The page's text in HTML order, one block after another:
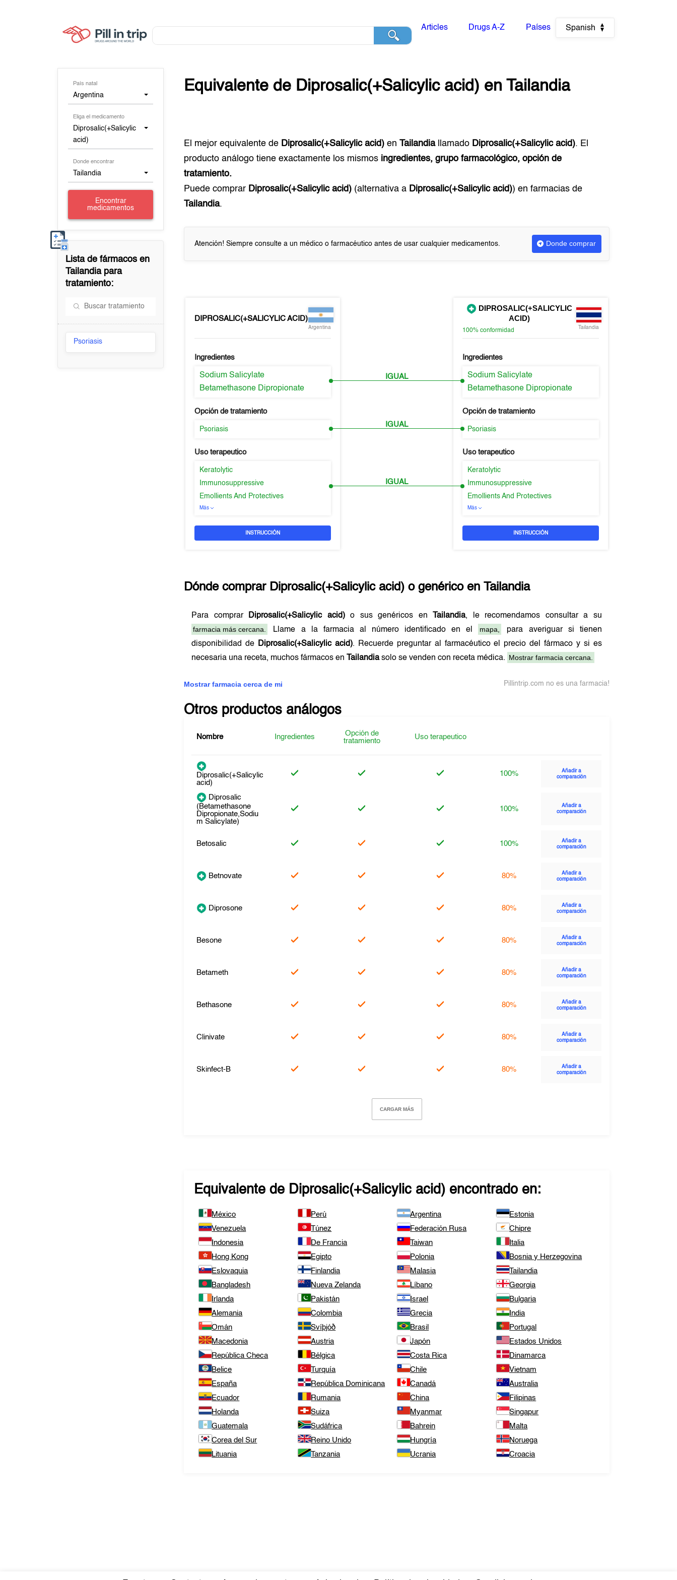
Articles Drugs A-Z Países Spanish
País natal
Argentina
Eliga el medicamento
Diprosalic(+Salicylic
acid)
Donde encontrar
Tailandia
Encontrar
medicamentos
Lista de fármacos en
Tailandiapara
tratamiento:
Psoriasis
Equivalente de Diprosalic(+Salicylic acid) enTailandia
El mejor equivalente de Diprosalic(+Salicylic acid) enTailandiallamado Diprosalic(+Salicylic acid). El
producto análogo tiene exactamente los mismos ingredientes, grupo farmacológico, opción de
tratamiento.
Puede comprar Diprosalic(+Salicylic acid) (alternativa a Diprosalic(+Salicylic acid)) en farmacias de
Tailandia.
Atención! Siempre consulte a un médico o farmacéutico antes de usar cualquier medicamentos. Donde comprar
DIPROSALIC(+SALICYLIC ACID)
Argentina
Ingredientes
Sodium Salicylate
Betamethasone Dipropionate
Opción de tratamiento
Psoriasis
Uso terapeutico
Keratolytic
Immunosuppressive
Emollients And Protectives
Más
INSTRUCCIÓN
IGUAL
IGUAL
IGUAL
DIPROSALIC(+SALICYLIC
ACID)
100% conformidad
Tailandia
Ingredientes
Sodium Salicylate
Betamethasone Dipropionate
Opción de tratamiento
Psoriasis
Uso terapeutico
Keratolytic
Immunosuppressive
Emollients And Protectives
Más
INSTRUCCIÓN
Dónde comprar Diprosalic(+Salicylic acid) o genérico en Tailandia
Para comprar Diprosalic(+Salicylic acid)o sus genéricos en Tailandia, le recomendamos consultar a su
farmacia más cercana.
Llame a la farmacia al número identificado en el mapa,
para averiguar si tienen
disponibilidad de
Diprosalic(+Salicylic acid). Recuerde preguntar al farmacéutico el precio del fármaco y si es
necesaria una receta, muchos fármacos en
Tailandiasolo se venden con receta médica. Mostrar farmacia cercana.
Mostrar farmacia cerca de mi Pillintrip.com no es una farmacia!
Otros productos análogos
Nombre Ingredientes
Opción de
tratamiento
Uso terapeutico
Diprosalic(+Salicylic
acid)
100%
Añadir a
comparación
Diprosalic
(Betamethasone
Dipropionate,Sodiu
m Salicylate)
100%
Añadir a
comparación
Betosalic 100%
Añadir a
comparación
Betnovate 80%
Añadir a
comparación
Diprosone 80%
Añadir a
comparación
Besone 80%
Añadir a
comparación
Betameth 80%
Añadir a
comparación
Bethasone 80%
Añadir a
comparación
Clinivate 80%
Añadir a
comparación
Skinfect-B 80%
Añadir a
comparación
CARGAR MÁS
Equivalente de Diprosalic(+Salicylic acid) encontrado en:
México Perú Argentina
Estonia
Venezuela
Túnez Federación Rusa
Chipre
Indonesia
De Francia Taiwan
Italia
Hong Kong
Egipto Polonia
Bosnia y Herzegovina
Eslovaquia
Finlandia Malasia
Tailandia
Bangladesh
Nueva Zelanda Líbano
Georgia
Irlanda
Pakistán Israel
Bulgaria
Alemania
Colombia Grecia
India
Omán
Svíþjóð Brasil
Portugal
Macedonia
Austria Japón
Estados Unidos
República Checa
Bélgica Costa Rica
Dinamarca
Belice
Turquía Chile
Vietnam
España
República Dominicana Canadá
Australia
Ecuador
Rumania China
Filipinas
Holanda
Suiza Myanmar
Singapur
Guatemala
Sudáfrica Bahrein
Malta
Corea del Sur
Reino Unido Hungría
Noruega
Lituania
Tanzania Ucrania Croacia